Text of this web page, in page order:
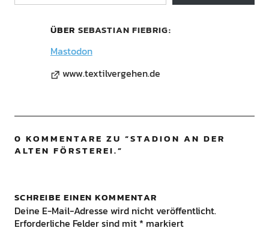
ÜBER SEBASTIAN FIEBRIG
Mastodon
www.textilvergehen.de
0 KOMMENTARE ZU “STADION AN DER
ALTEN FÖRSTEREI.”
SCHREIBE EINEN KOMMENTAR
Deine E-Mail-Adresse wird nicht veröffentlicht.
Erforderliche Felder sind mit * markiert